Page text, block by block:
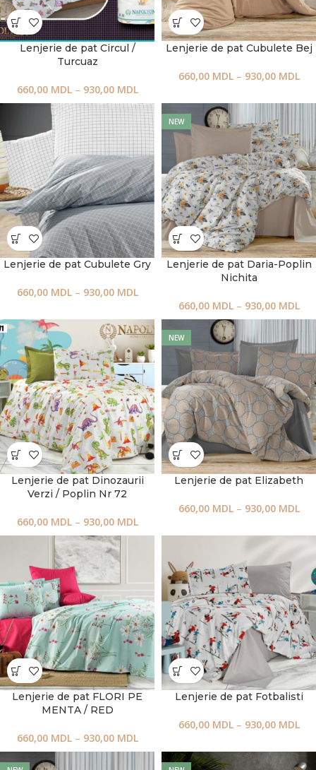
Lenjerie de pat Circul /
Turcuaz
660,00 MDL – 930,00 MDL
Lenjerie de pat Cubulete Bej
660,00 MDL – 930,00 MDL
Lenjerie de pat Cubulete Gry
660,00 MDL – 930,00 MDL
NEW
Lenjerie de pat Daria-Poplin
Nichita
660,00 MDL – 930,00 MDL
Lenjerie de pat Dinozaurii
Verzi / Poplin Nr 72
660,00 MDL – 930,00 MDL
NEW
Lenjerie de pat Elizabeth
660,00 MDL – 930,00 MDL
Lenjerie de pat FLORI PE
MENTA / RED
660,00 MDL – 930,00 MDL
Lenjerie de pat Fotbalisti
660,00 MDL – 930,00 MDL